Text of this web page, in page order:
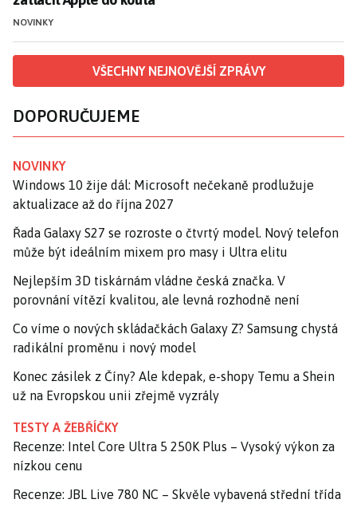
NOVINKY
VŠECHNY NEJNOVĚJŠÍ ZPRÁVY
DOPORUČUJEME
NOVINKY
Windows 10 žije dál: Microsoft nečekaně prodlužuje
aktualizace až do října 2027
Řada Galaxy S27 se rozroste o čtvrtý model. Nový telefon
může být ideálním mixem pro masy i Ultra elitu
Nejlepším 3D tiskárnám vládne česká značka. V
porovnání vítězí kvalitou, ale levná rozhodně není
Co víme o nových skládačkách Galaxy Z? Samsung chystá
radikální proměnu i nový model
Konec zásilek z Číny? Ale kdepak, e-shopy Temu a Shein
už na Evropskou unii zřejmě vyzrály
TESTY A ŽEBŘÍČKY
Recenze: Intel Core Ultra 5 250K Plus – Vysoký výkon za
nízkou cenu
Recenze: JBL Live 780 NC – Skvěle vybavená střední třída